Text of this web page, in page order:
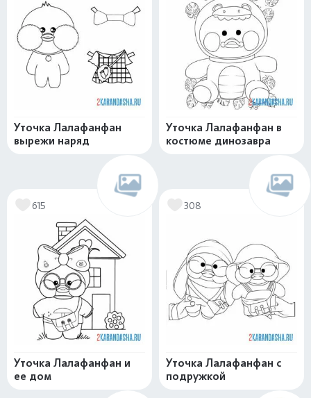
Уточка Лалафанфан
вырежи наряд
Уточка Лалафанфан в
костюме динозавра
615
Уточка Лалафанфан и
ее дом
308
Уточка Лалафанфан с
подружкой